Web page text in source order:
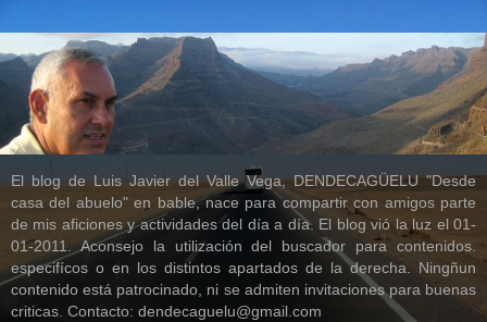
El blog de Luis Javier del Valle Vega, DENDECAGÜELU "Desde
casa del abuelo" en bable, nace para compartir con amigos parte
de mis aficiones y actividades del día a día. El blog vió la luz el 01-
01-2011. Aconsejo la utilización del buscador para contenidos.
especifícos o en los distintos apartados de la derecha. Ningñun
contenido está patrocinado, ni se admiten invitaciones para buenas
criticas. Contacto: dendecaguelu@gmail.com